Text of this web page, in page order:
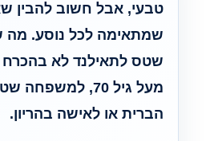
טבעי, אבל חשוב להבין
שמתאימה לכל נוסע. מה
שטס לתאילנד לא בהכרח
מעל גיל 70,
הברית או לאישה בהריון.